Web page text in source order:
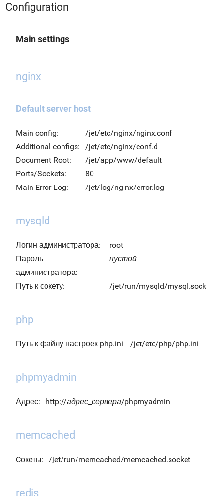
Configuration
Main settings
nginx
Default server host
Main config:
/jet/etc/nginx/nginx.conf
Additional configs:
/jet/etc/nginx/conf.d
Document Root:
/jet/app/www/default
Ports/Sockets:
80
Main Error Log:
/jet/log/nginx/error.log
mysqld
Логин администратора:
root
Пароль
администратора:
пустой
Путь к сокету: /jet/run/mysqld/mysql.sock
php
Путь к файлу настроек php.ini: /jet/etc/php/php.ini
phpmyadmin
Адрес: http://адрес_сервера/phpmyadmin
memcached
Cокеты: /jet/run/memcached/memcached.socket
redis